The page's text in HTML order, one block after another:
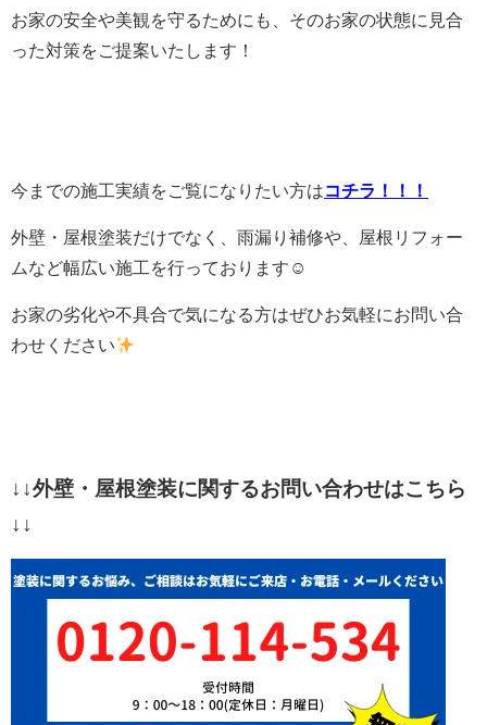
お家の安全や美観を守るためにも、そのお家の状態に見合
った対策をご提案いたします！
今までの施工実績をご覧になりたい方はコチラ！！！
外壁・屋根塗装だけでなく、雨漏り補修や、屋根リフォー
ムなど幅広い施工を行っております☺
お家の劣化や不具合で気になる方はぜひお気軽にお問い合
わせください
↓↓外壁・屋根塗装に関するお問い合わせはこちら
↓↓